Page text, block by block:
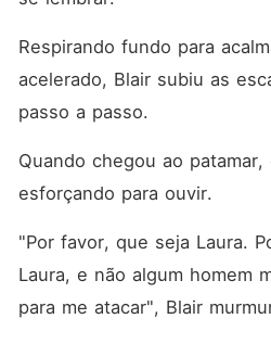
Respirando fundo para
acelerado, Blair subiu as
passo a passo.
Quando chegou ao patamar,
esforçando para ouvir.
"Por favor, que seja Laura.
Laura, e não algum homem
para me atacar", Blair